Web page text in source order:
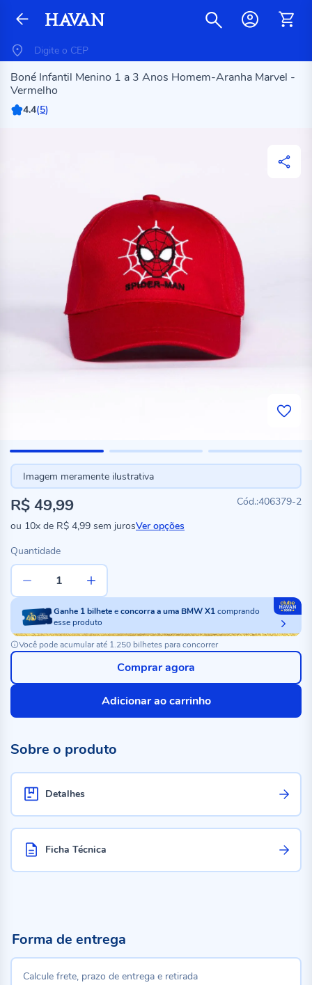
Boné Infantil Menino 1 a 3 Anos Homem-Aranha Marvel -
Vermelho
4.4(5)
Imagem meramente ilustrativa
406379-2
R$ 49,99
ou 10x de R$ 4,99 sem jurosVer opções
Quantidade
Ganhe 1bilheteeconcorra a uma BMW X1comprando
esse produto
Você pode acumular até 1.250 bilhetes para concorrer
Adicionar ao carrinho
Comprar agora
Sobre o produto
Detalhes
Ficha Técnica
Forma de entrega
Calcule frete, prazo de entrega e retirada